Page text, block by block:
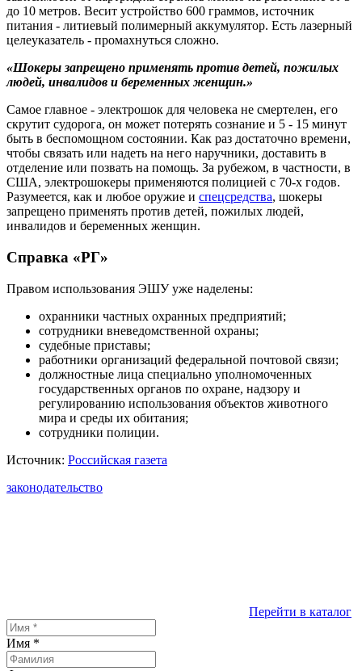
до 10 метров. Весит устройство 600 граммов, источник
питания - литиевый полимерный аккумулятор. Есть лазерный
целеуказатель - промахнуться сложно.
«Шокеры запрещено применять против детей, пожилых
людей, инвалидов и беременных женщин.»
Самое главное - электрошок для человека не смертелен, его
скрутит судорога, он может потерять сознание и 5 - 15 минут
быть в беспомощном состоянии. Как раз достаточно времени,
чтобы связать или надеть на него наручники, доставить в
отделение или позвать на помощь. За рубежом, в частности, в
США, электрошокеры применяются полицией с 70-х годов.
Разумеется, как и любое оружие и спецсредства, шокеры
запрещено применять против детей, пожилых людей,
инвалидов и беременных женщин.
Справка «РГ»
Правом использования ЭШУ уже наделены:
охранники частных охранных предприятий;
сотрудники вневедомственной охраны;
судебные приставы;
работники организаций федеральной почтовой связи;
должностные лица специально уполномоченных
государственных органов по охране, надзору и
регулированию использования объектов животного
мира и среды их обитания;
сотрудники полиции.
Источник: Российская газета
законодательство
Перейти в каталог
Имя *